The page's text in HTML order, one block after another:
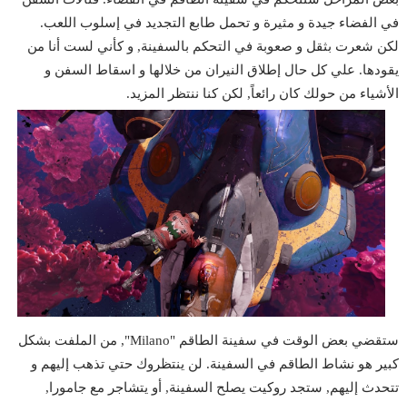
في الفضاء جيدة و مثيرة و تحمل طابع التجديد في إسلوب اللعب.
لكن شعرت بثقل و صعوبة في التحكم بالسفينة, و كأني لست أنا من
يقودها. علي كل حال إطلاق النيران من خلالها و اسقاط السفن و
الأشياء من حولك كان رائعاً, لكن كنا ننتظر المزيد.
ستقضي بعض الوقت في سفينة الطاقم "Milano", من الملفت بشكل
كبير هو نشاط الطاقم في السفينة. لن ينتظروك حتي تذهب إليهم و
تتحدث إليهم, ستجد روكيت يصلح السفينة, أو يتشاجر مع جامورا,